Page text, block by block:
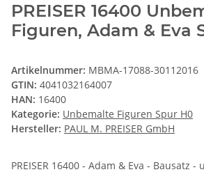
PREISER 16400
Figuren, Adam & Eva
Artikelnummer: MBMA-17088-30112016
GTIN: 4041032164007
HAN: 16400
Kategorie: Unbemalte Figuren Spur H0
Hersteller: PAUL M. PREISER GmbH
PREISER 16400 - Adam & Eva - Bausatz